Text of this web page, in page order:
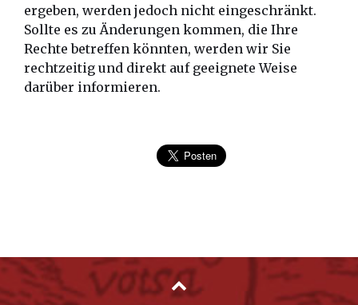
ergeben, werden jedoch nicht eingeschränkt.
Sollte es zu Änderungen kommen, die Ihre
Rechte betreffen könnten, werden wir Sie
rechtzeitig und direkt auf geeignete Weise
darüber informieren.